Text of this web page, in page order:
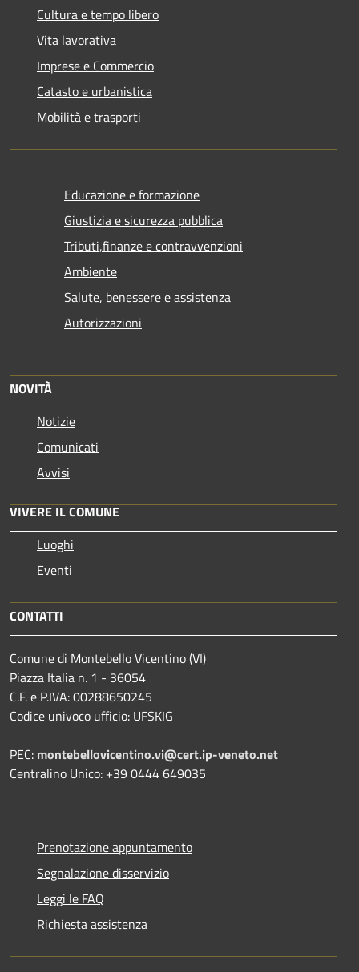
Cultura e tempo libero
Vita lavorativa
Imprese e Commercio
Catasto e urbanistica
Mobilità e trasporti
Educazione e formazione
Giustizia e sicurezza pubblica
Tributi,finanze e contravvenzioni
Ambiente
Salute, benessere e assistenza
Autorizzazioni
NOVITÀ
Notizie
Comunicati
Avvisi
VIVERE IL COMUNE
Luoghi
Eventi
CONTATTI
Comune di Montebello Vicentino (VI)
Piazza Italia n. 1 - 36054
C.F. e P.IVA: 00288650245
Codice univoco ufficio: UFSKIG
PEC: montebellovicentino.vi@cert.ip-veneto.net
Centralino Unico: +39 0444 649035
Prenotazione appuntamento
Segnalazione disservizio
Leggi le FAQ
Richiesta assistenza